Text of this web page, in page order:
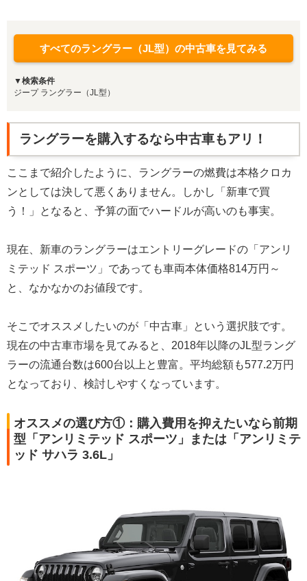
すべてのラングラー（JL型）の中古車を見てみる
▼検索条件
ジープ ラングラー（JL型）
ラングラーを購入するなら中古車もアリ！
ここまで紹介したように、ラングラーの燃費は本格クロカ
ンとしては決して悪くありません。しかし「新車で買
う！」となると、予算の面でハードルが高いのも事実。
現在、新車のラングラーはエントリーグレードの「アンリ
ミテッド スポーツ」であっても車両本体価格814万円～
と、なかなかのお値段です。
そこでオススメしたいのが「中古車」という選択肢です。
現在の中古車市場を見てみると、2018年以降のJL型ラング
ラーの流通台数は600台以上と豊富。平均総額も577.2万円
となっており、検討しやすくなっています。
オススメの選び方①：購入費用を抑えたいなら前期
型「アンリミテッド スポーツ」または「アンリミテ
ッド サハラ 3.6L」